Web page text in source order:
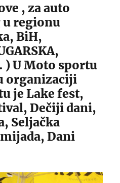
, za auto
regionu
BiH,
) U Moto sportu
organizaciji
je Lake fest,
Dečiji dani,
Seljačka
Dani